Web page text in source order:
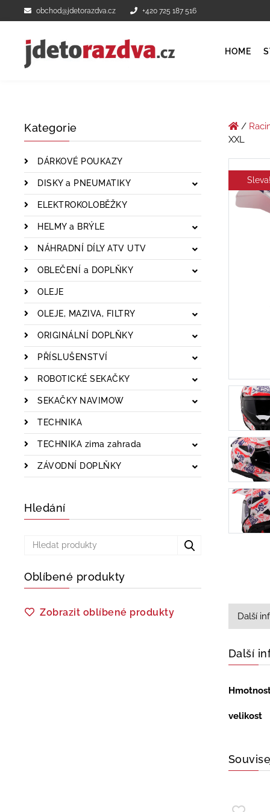
obchod@jdetorazdva.cz +420 725 187 516
HOME
Kategorie
DÁRKOVÉ POUKAZY
DISKY a PNEUMATIKY
ELEKTROKOLOBĚŽKY
HELMY a BRÝLE
NÁHRADNÍ DÍLY ATV UTV
OBLEČENÍ a DOPLŇKY
OLEJE
OLEJE, MAZIVA, FILTRY
ORIGINÁLNÍ DOPLŇKY
PŘÍSLUŠENSTVÍ
ROBOTICKÉ SEKAČKY
SEKAČKY NAVIMOW
TECHNIKA
TECHNIKA zima zahrada
ZÁVODNÍ DOPLŇKY
Hledání
Oblíbené produkty
Zobrazit oblíbené produkty
/
XXL
Sleva!
Další
Další
velikost